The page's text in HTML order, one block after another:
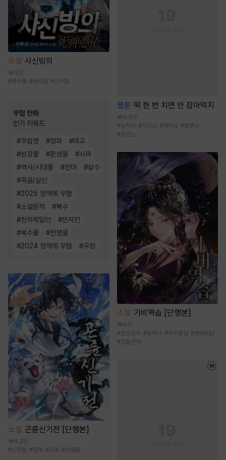
소설 사신빙의
3만
#복수물 #빙의물 #신무협
무협 만화
인기 키워드
#무림맹 #정파 #마교
#성장물 #환생물 #사파
#역사/시대물 #천마 #살수
#죽음/살인
#2025 정액제 무협
#소설원작 #복수
#천하제일인 #먼치킨
#복수물 #전쟁물
#2024 정액제 무협 #우정
소설 곤륜신기전 [단행본]
8.2만
#신무협 #정파 #곤륜 #선협물
웹툰 떡 한 번 치면 안 잡아먹지
8.6만
#상처녀 #직진남 #계략남 #절륜남
#로맨스
소설 기비역습 [단행본]
8천
#권선징악 #능력녀 #여주중심 #츤데레남
#갑을관계